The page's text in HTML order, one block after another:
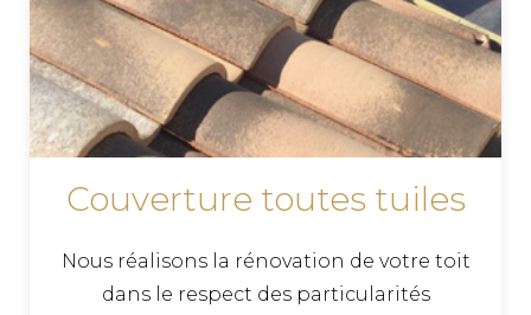
Couverture toutes tuiles
Nous réalisons la rénovation de votre toit
dans le respect des particularités